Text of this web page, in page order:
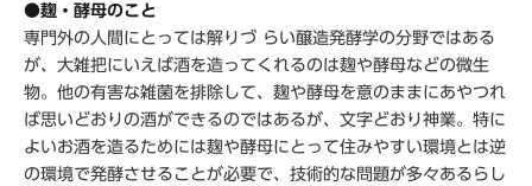
●麹・酵母のこと
専門外の人間にとっては解りづ らい醸造発酵学の分野ではある
が、大雑把にいえば酒を造ってくれるのは麹や酵母などの微生
物。他の有害な雑菌を排除して、麹や酵母を意のままにあやつれ
ば思いどおりの酒ができるのではあるが、文字どおり神業。特に
よいお酒を造るためには麹や酵母にとって住みやすい環境とは逆
の環境で発酵させることが必要で、技術的な問題が多々あるらし